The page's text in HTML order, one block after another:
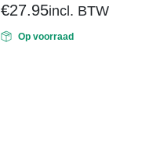
€27.95incl. BTW
Op voorraad